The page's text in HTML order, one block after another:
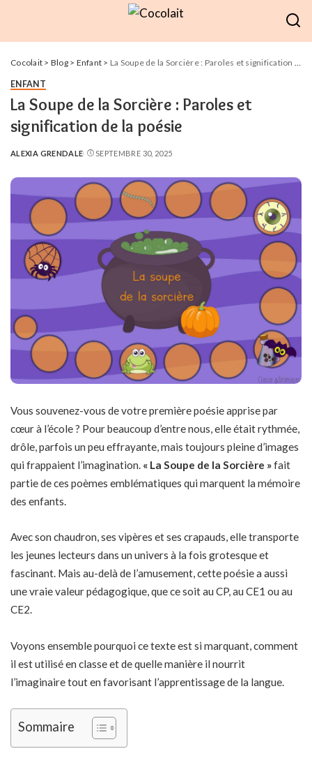
Cocolait > Blog> Enfant > La Soupe de la Sorcière : Paroles et signification de la poésie
ENFANT
La Soupe de la Sorcière : Paroles et
signification de la poésie
POSTED
ALEXIA GRENDALE SEPTEMBRE 30, 2025
Vous souvenez-vous de votre première poésie apprise par
cœur à l’école ? Pour beaucoup d’entre nous, elle était rythmée,
drôle, parfois un peu effrayante, mais toujours pleine d’images
qui frappaient l’imagination. « La Soupe de la Sorcière »fait
partie de ces poèmes emblématiques qui marquent la mémoire
des enfants.
Avec son chaudron, ses vipères et ses crapauds, elle transporte
les jeunes lecteurs dans un univers à la fois grotesque et
fascinant. Mais au-delà de l’amusement, cette poésie a aussi
une vraie valeur pédagogique, que ce soit au CP, au CE1 ou au
CE2.
Voyons ensemble pourquoi ce texte est si marquant, comment
il est utilisé en classe et de quelle manière il nourrit
l’imaginaire tout en favorisant l’apprentissage de la langue.
Sommaire